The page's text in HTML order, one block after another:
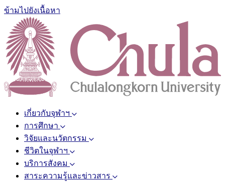
ข้ามไปยังเนื้อหา
เกี่ยวกับจุฬาฯ
การศึกษา
วิจัยและนวัตกรรม
ชีวิตในจุฬาฯ
บริการสังคม
สาระความรู้และข่าวสาร